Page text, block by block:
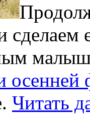
осенней
Читать